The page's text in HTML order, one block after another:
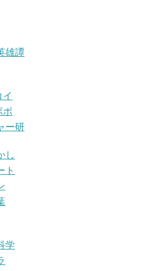
雄譚
ボ
ー研
し
ト
学